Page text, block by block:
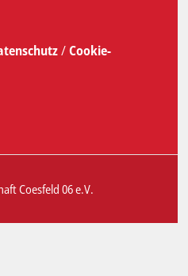
/Cookie-
Coesfeld 06 e.V.